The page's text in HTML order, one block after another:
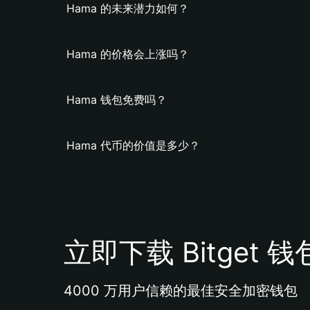
Hama 的未来潜力如何？
Hama 的价格会上涨吗？
Hama 钱包免费吗？
Hama 代币的价值是多少？
立即下载 Bitget 钱
4000 万用户信赖的最佳安全加密钱包